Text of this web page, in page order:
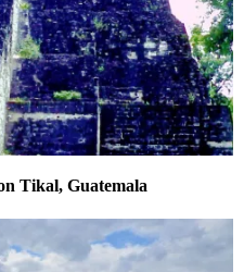
Tikal, Guatemala